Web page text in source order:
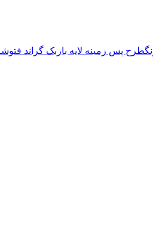
طرح پس زمینه لایه باز بک گراند